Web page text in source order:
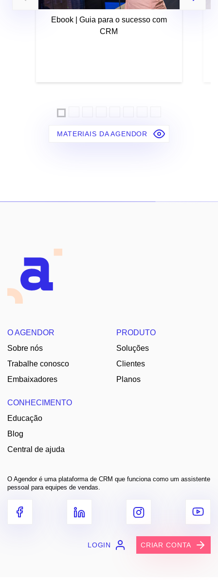
Ebook | Guia para o sucesso com
CRM
MATERIAIS DA AGENDOR
O AGENDOR
Sobre nós
Trabalhe conosco
Embaixadores
PRODUTO
Soluções
Clientes
Planos
CONHECIMENTO
Educação
Blog
Central de ajuda
O Agendor é uma plataforma de CRM que funciona como um assistente
pessoal para equipes de vendas.
LOGIN CRIAR CONTA